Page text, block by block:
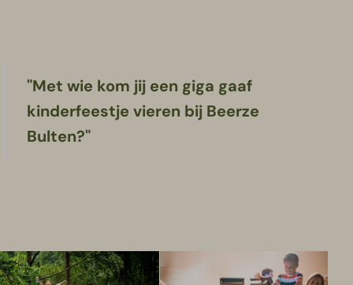
"Met wie kom jij een giga gaaf
kinderfeestje vieren bij Beerze
Bulten?"